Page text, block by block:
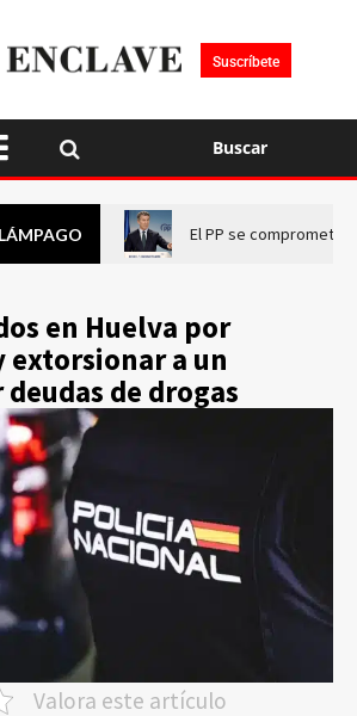
Suscríbete
Buscar
El PP se compromete
en Huelva por
extorsionar a un
de drogas
Valora este artículo